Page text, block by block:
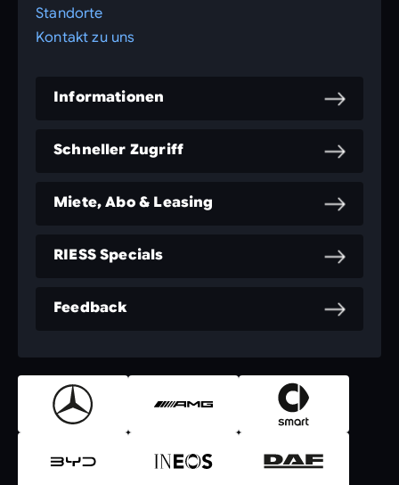
Standorte
Kontakt zu uns
Informationen
Schneller Zugriff
Miete, Abo & Leasing
RIESS Specials
Feedback